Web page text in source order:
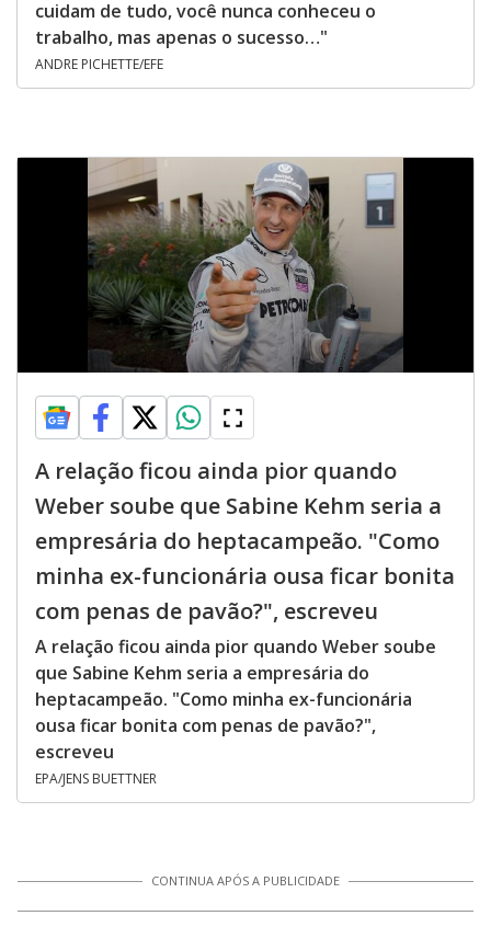
cuidam de tudo, você nunca conheceu o
trabalho, mas apenas o sucesso…"
ANDRE PICHETTE/EFE
A relação ficou ainda pior quando
Weber soube que Sabine Kehm seria a
empresária do heptacampeão. "Como
minha ex-funcionária ousa ficar bonita
com penas de pavão?", escreveu
A relação ficou ainda pior quando Weber soube
que Sabine Kehm seria a empresária do
heptacampeão. "Como minha ex-funcionária
ousa ficar bonita com penas de pavão?",
escreveu
EPA/JENS BUETTNER
CONTINUA APÓS A PUBLICIDADE